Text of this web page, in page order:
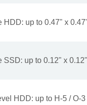
HDD: up to 0.47" x
SSD: up to 0.12" x
HDD: up to H-5 / O-